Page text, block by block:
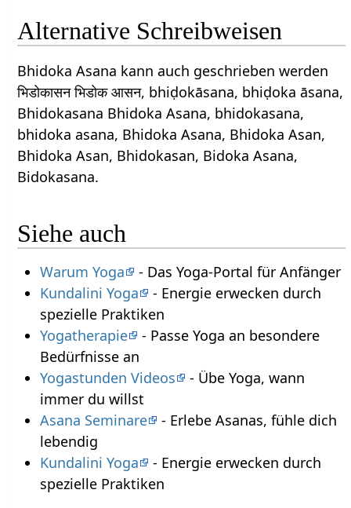
Alternative Schreibweisen
Bhidoka Asana kann auch geschrieben werden
भिडोकासन भिडोक आसन, bhiḍokāsana, bhiḍoka āsana,
Bhidokasana Bhidoka Asana, bhidokasana,
bhidoka asana, Bhidoka Asana, Bhidoka Asan,
Bhidoka Asan, Bhidokasan, Bidoka Asana,
Bidokasana.
Siehe auch
Warum Yoga
- Das Yoga-Portal für Anfänger
Kundalini Yoga
- Energie erwecken durch
spezielle Praktiken
Yogatherapie
- Passe Yoga an besondere
Bedürfnisse an
Yogastunden Videos
- Übe Yoga, wann
immer du willst
Asana Seminare
- Erlebe Asanas, fühle dich
lebendig
Kundalini Yoga
- Energie erwecken durch
spezielle Praktiken